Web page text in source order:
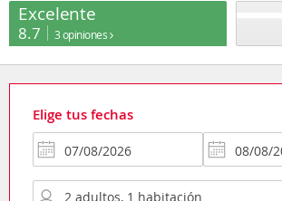
Excelente
8.7 3 opiniones
Elige tus fechas